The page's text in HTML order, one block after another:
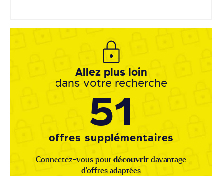
Allez plus loin
dans votre recherche
51
offres supplémentaires
Connectez-vous pour découvrir davantage
d'offres adaptées